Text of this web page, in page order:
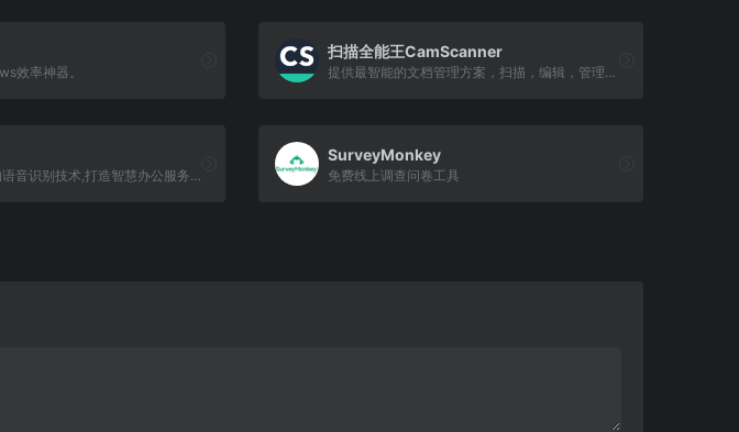
效率神器。
扫描全能王CamScanner
提供最智能的文档管理方案，扫描，编辑，管理，快速同步，时时分享，有效沟通。
依托科大讯飞的语音识别技术,打造智慧办公服务平台,提供语音转文字、录音转文字、视频会议、视频转文字、视频加字幕、同声翻译等服务,可满足多样化的语音转文字需求,致力于提高办公效率。
SurveyMonkey
免费线上调查问卷工具